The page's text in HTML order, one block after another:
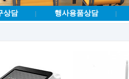
상담 행사용품상담